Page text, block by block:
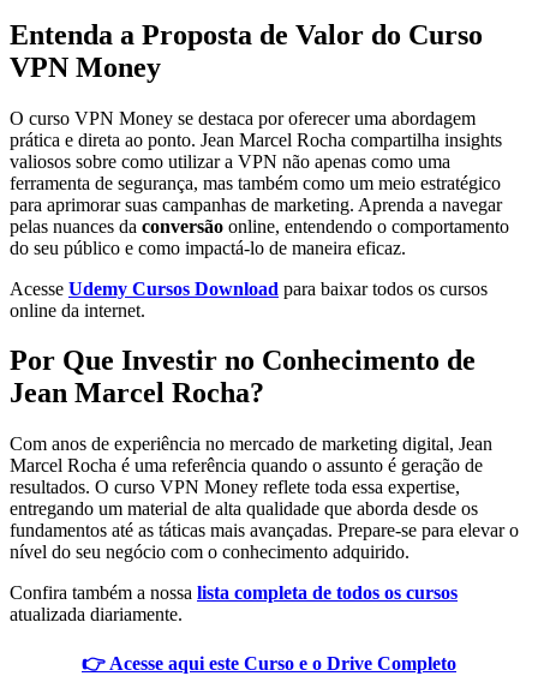
Entenda a Proposta de Valor do Curso
VPN Money
O curso VPN Money se destaca por oferecer uma abordagem
prática e direta ao ponto. Jean Marcel Rocha compartilha insights
valiosos sobre como utilizar a VPN não apenas como uma
ferramenta de segurança, mas também como um meio estratégico
para aprimorar suas campanhas de marketing. Aprenda a navegar
pelas nuances da conversão online, entendendo o comportamento
do seu público e como impactá-lo de maneira eficaz.
Acesse Udemy Cursos Download para baixar todos os cursos
online da internet.
Por Que Investir no Conhecimento de
Jean Marcel Rocha?
Com anos de experiência no mercado de marketing digital, Jean
Marcel Rocha é uma referência quando o assunto é geração de
resultados. O curso VPN Money reflete toda essa expertise,
entregando um material de alta qualidade que aborda desde os
fundamentos até as táticas mais avançadas. Prepare-se para elevar o
nível do seu negócio com o conhecimento adquirido.
Confira também a nossa lista completa de todos os cursos
atualizada diariamente.
👉 Acesse aqui este Curso e o Drive Completo